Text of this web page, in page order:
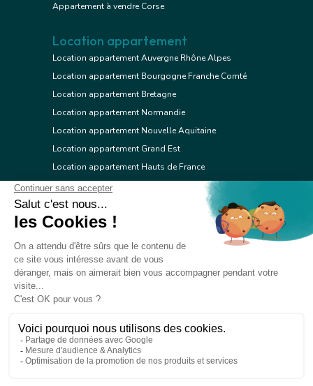
© 2026 Réseau immobilier l'Adresse
Appartement à vendre Corse
Location appartement
Location appartement Auvergne Rhône Alpes
Location appartement Bourgogne Franche Comté
Location appartement Bretagne
Location appartement Normandie
Location appartement Nouvelle Aquitaine
Location appartement Grand Est
Location appartement Hauts de France
Location appartement Ile de France
Location appartement Centre Val de Loire
Location appartement Occitanie
Location appartement Provence Alpes Côte d'Azur
Location appartement Corse